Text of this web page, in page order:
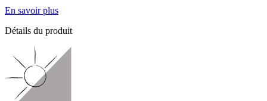
En savoir plus
Détails du produit